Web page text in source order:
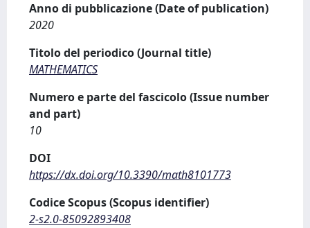
Anno di pubblicazione (Date of publication)
2020
Titolo del periodico (Journal title)
MATHEMATICS
Numero e parte del fascicolo (Issue number
and part)
10
DOI
https://dx.doi.org/10.3390/math8101773
Codice Scopus (Scopus identifier)
2-s2.0-85092893408